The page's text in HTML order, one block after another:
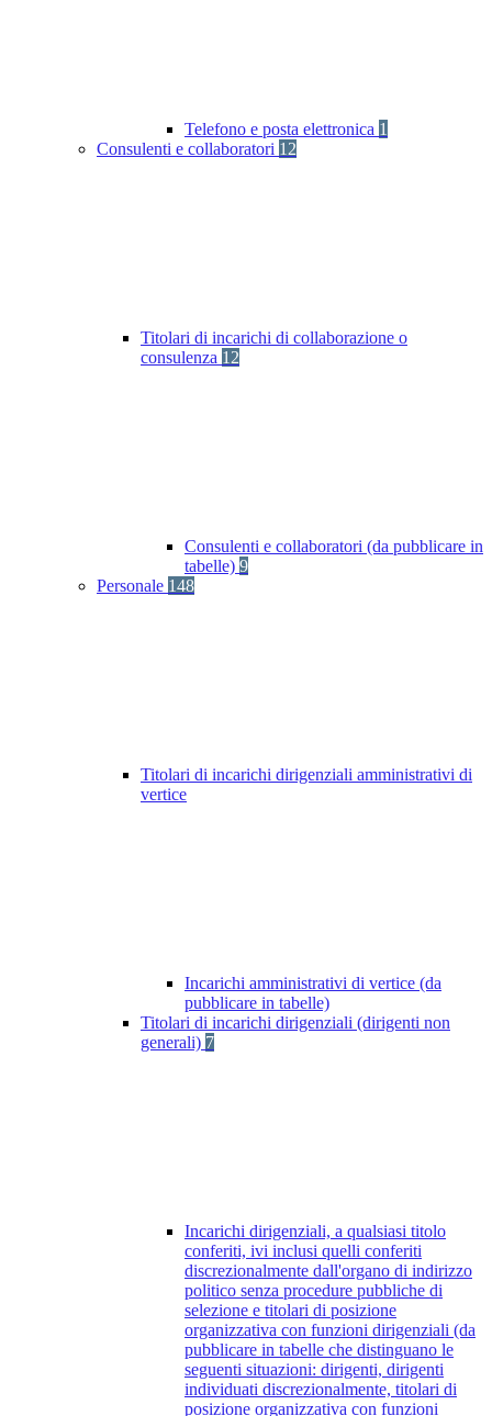
Telefono e posta elettronica 1
Consulenti e collaboratori 12
Titolari di incarichi di collaborazione o
consulenza 12
Consulenti e collaboratori (da pubblicare in
tabelle) 9
Personale 148
Titolari di incarichi dirigenziali amministrativi di
vertice
Incarichi amministrativi di vertice (da
pubblicare in tabelle)
Titolari di incarichi dirigenziali (dirigenti non
generali) 7
Incarichi dirigenziali, a qualsiasi titolo
conferiti, ivi inclusi quelli conferiti
discrezionalmente dall'organo di indirizzo
politico senza procedure pubbliche di
selezione e titolari di posizione
organizzativa con funzioni dirigenziali (da
pubblicare in tabelle che distinguano le
seguenti situazioni: dirigenti, dirigenti
individuati discrezionalmente, titolari di
posizione organizzativa con funzioni